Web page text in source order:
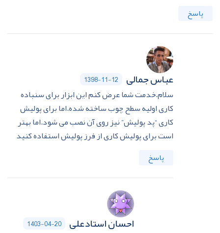
پاسخ
عباس جمالی 1398-11-12
سلام.خدمت شما عرض کنم این ابزار برای سنباده
کاری اولیه سطح چوب ساخته شده.اما برای پولیش
کاری “پد پولیش” نیز روی آن نصب می شود.اما بهتر
است برای پولیش کاری از فرز پولیش استفاده کنید
پاسخ
احسان استادعلی 1403-04-20